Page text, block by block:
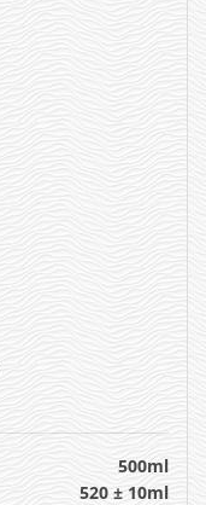
500ml
520 ± 10ml